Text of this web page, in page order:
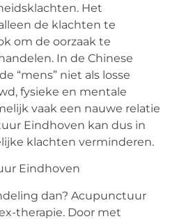
Het
de klachten te
om de oorzaak te
In de Chinese
“mens” niet als losse
fysieke en mentale
vaak een nauwe relatie
Eindhoven kan dus in
klachten verminderen.
Eindhoven
dan? Acupunctuur
therapie. Door met